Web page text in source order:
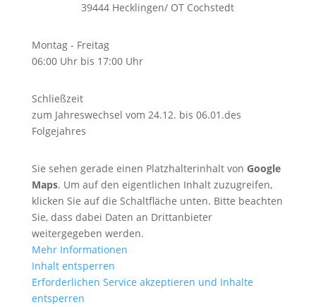
39444 Hecklingen/ OT Cochstedt
Montag - Freitag
06:00 Uhr bis 17:00 Uhr
Schließzeit
zum Jahreswechsel vom 24.12. bis 06.01.des
Folgejahres
Sie sehen gerade einen Platzhalterinhalt von Google
Maps. Um auf den eigentlichen Inhalt zuzugreifen,
klicken Sie auf die Schaltfläche unten. Bitte beachten
Sie, dass dabei Daten an Drittanbieter
weitergegeben werden.
Mehr Informationen
Inhalt entsperren
Erforderlichen Service akzeptieren und Inhalte
entsperren